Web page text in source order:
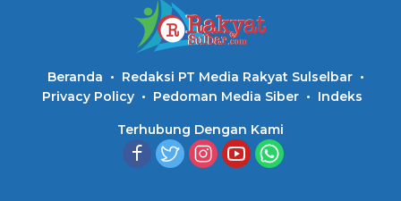
Beranda
Redaksi PT Media Rakyat Sulselbar
Privacy Policy
Pedoman Media Siber Indeks
Terhubung Dengan Kami